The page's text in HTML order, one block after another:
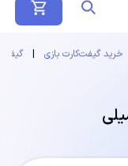
خرید گیفت‌کارت بازی | گیفت